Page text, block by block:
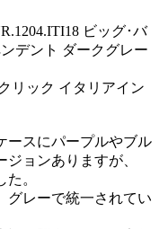
リック イタリアイン
ースにパープルやブル
ョンありますが、
。
グレーで統一されてい